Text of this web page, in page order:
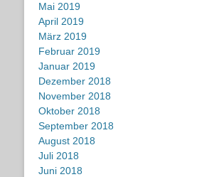
Mai 2019
April 2019
März 2019
Februar 2019
Januar 2019
Dezember 2018
November 2018
Oktober 2018
September 2018
August 2018
Juli 2018
Juni 2018